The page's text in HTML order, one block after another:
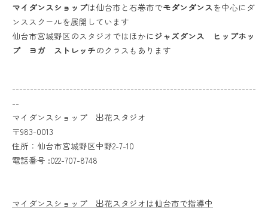
マイダンスショップは仙台市と石巻市でモダンダンスを中心にダ
ンススクールを展開しています
仙台市宮城野区のスタジオではほかに ジャズダンス ヒップホッ
プ ヨガ ストレッチのクラスもあります
--------------------------------------------------------------------
--
マイダンスショップ 出花スタジオ
〒983-0013
住所：仙台市宮城野区中野2-7-10
電話番号 :022-707-8748
マイダンスショップ 出花スタジオは仙台市で指導中